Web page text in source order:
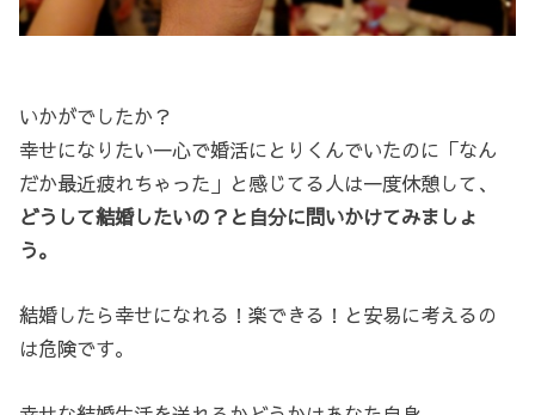
いかがでしたか？
幸せになりたい一心で婚活にとりくんでいたのに「なん
だか最近疲れちゃった」と感じてる人は一度休憩して、
どうして結婚したいの？と自分に問いかけてみましょ
う。
結婚したら幸せになれる！楽できる！と安易に考えるの
は危険です。